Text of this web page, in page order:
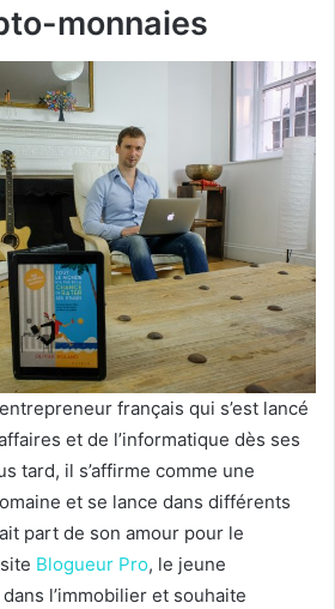
monnaies
français qui s’est lancé
et de l’informatique dès ses
tard, il s’affirme comme une
et se lance dans différents
part de son amour pour le
Blogueur Pro, le jeune
l’immobilier et souhaite